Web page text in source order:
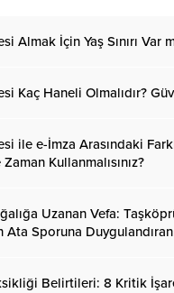
Almak İçin Yaş Sınırı Var
Kaç Haneli Olmalıdır?
ile e-İmza Arasındaki
Kullanmalısınız?
Uzanan Vefa:
Ata Sporuna
Belirtileri: 8 Kritik